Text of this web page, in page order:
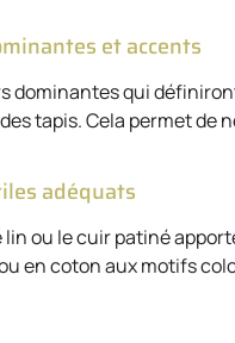
et accents
dominantes qui
tapis. Cela permet de
adéquats
lin ou le cuir patiné
en coton aux motifs